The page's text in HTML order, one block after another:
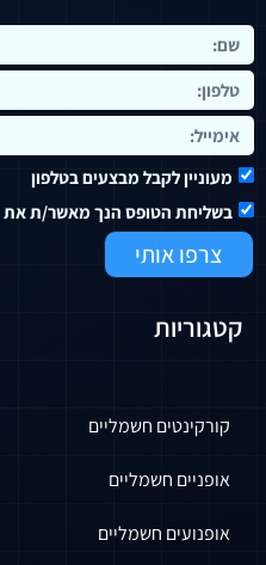
מעוניין לקבל מבצעים בטלפון
בשליחת הטופס הנך מאשר/ת את
צרפו אותי
קטגוריות
קורקינטים חשמליים
אופניים חשמליים
אופנועים חשמליים